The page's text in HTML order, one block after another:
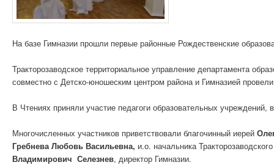
На базе Гимназии прошли первые районные Рождественские
Тракторозаводское территориальное управление департамента
совместно с Детско-юношеским центром района и Гимназией
В Чтениях приняли участие педагоги образовательных
Многочисленных участников приветствовали благочинный иерей
Гребнева Любовь Васильевна, и.о. начальника
Владимирович Селезнев, директор Гимназии.